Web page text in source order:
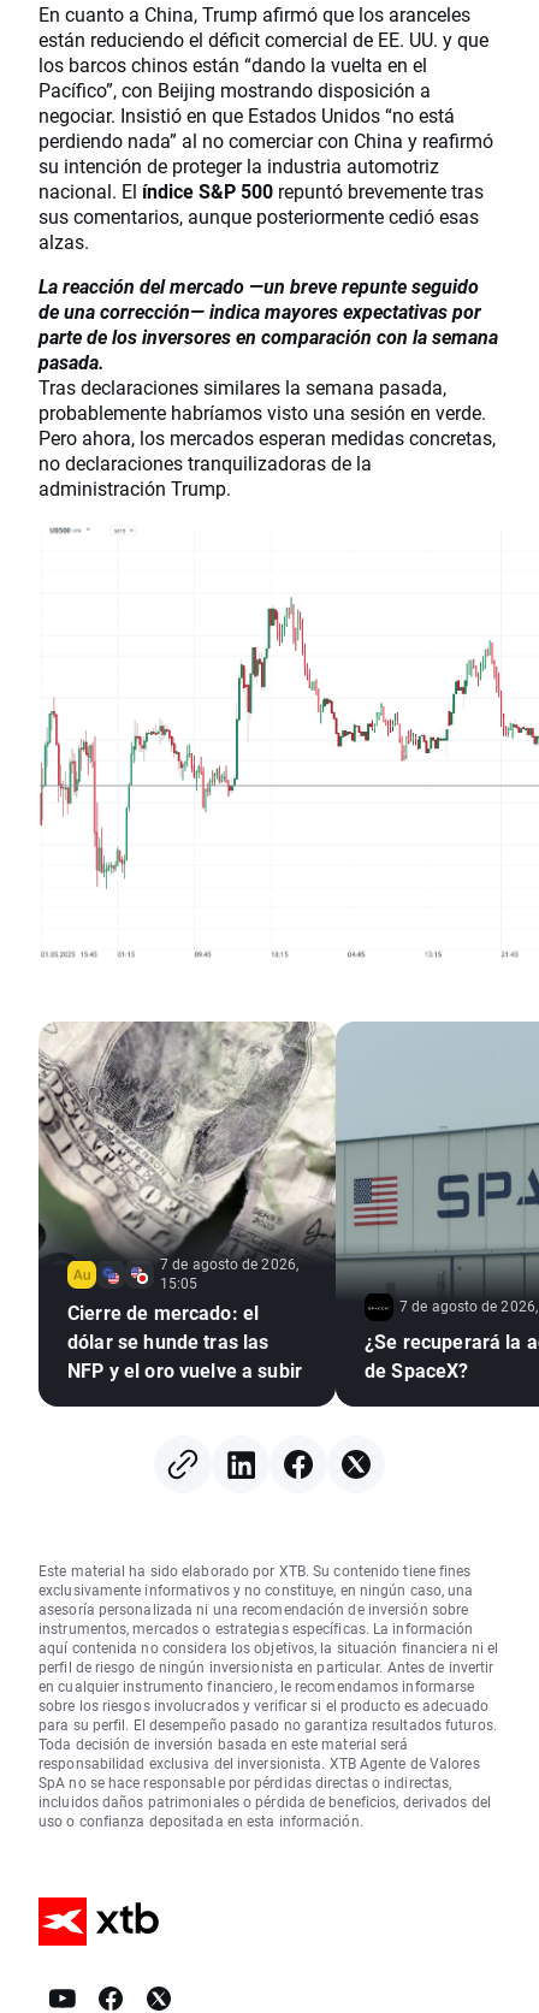
En cuanto a China, Trump afirmó que los aranceles
están reduciendo el déficit comercial de EE. UU. y que
los barcos chinos están “dando la vuelta en el
Pacífico”, con Beijing mostrando disposición a
negociar. Insistió en que Estados Unidos “no está
perdiendo nada” al no comerciar con China y reafirmó
su intención de proteger la industria automotriz
nacional. El índice S&P 500 repuntó brevemente tras
sus comentarios, aunque posteriormente cedió esas
alzas.
La reacción del mercado —un breve repunte seguido
de una corrección— indica mayores expectativas por
parte de los inversores en comparación con la semana
pasada.
Tras declaraciones similares la semana pasada,
probablemente habríamos visto una sesión en verde.
Pero ahora, los mercados esperan medidas concretas,
no declaraciones tranquilizadoras de la
administración Trump.
7 de agosto de 2026,
15:05
Cierre de mercado: el
dólar se hunde tras las
NFP y el oro vuelve a subir
7 de agosto de
¿Se recuperará la
de SpaceX?
Este material ha sido elaborado por XTB. Su contenido tiene fines
exclusivamente informativos y no constituye, en ningún caso, una
asesoría personalizada ni una recomendación de inversión sobre
instrumentos, mercados o estrategias específicas. La información
aquí contenida no considera los objetivos, la situación financiera ni el
perfil de riesgo de ningún inversionista en particular. Antes de invertir
en cualquier instrumento financiero, le recomendamos informarse
sobre los riesgos involucrados y verificar si el producto es adecuado
para su perfil. El desempeño pasado no garantiza resultados futuros.
Toda decisión de inversión basada en este material será
responsabilidad exclusiva del inversionista. XTB Agente de Valores
SpA no se hace responsable por pérdidas directas o indirectas,
incluidos daños patrimoniales o pérdida de beneficios, derivados del
uso o confianza depositada en esta información.